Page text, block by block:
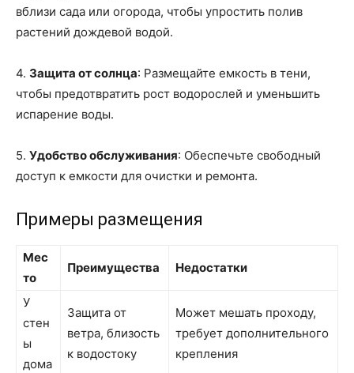
вблизи сада или огорода, чтобы упростить полив
растений дождевой водой.
4. Защита от солнца: Размещайте емкость в тени,
чтобы предотвратить рост водорослей и уменьшить
испарение воды.
5. Удобство обслуживания: Обеспечьте свободный
доступ к емкости для очистки и ремонта.
Примеры размещения
Мес
то
Преимущества Недостатки
У
стен
ы
дома
Защита от
ветра, близость
к водостоку
Может мешать проходу,
требует дополнительного
крепления